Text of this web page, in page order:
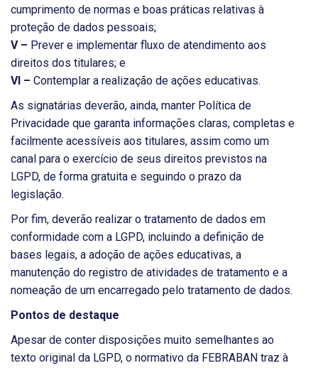
cumprimento de normas e boas práticas relativas à
proteção de dados pessoais;
V – Prever e implementar fluxo de atendimento aos
direitos dos titulares; e
VI – Contemplar a realização de ações educativas.
As signatárias deverão, ainda, manter Política de
Privacidade que garanta informações claras, completas e
facilmente acessíveis aos titulares, assim como um
canal para o exercício de seus direitos previstos na
LGPD, de forma gratuita e seguindo o prazo da
legislação.
Por fim, deverão realizar o tratamento de dados em
conformidade com a LGPD, incluindo a definição de
bases legais, a adoção de ações educativas, a
manutenção do registro de atividades de tratamento e a
nomeação de um encarregado pelo tratamento de dados.
Pontos de destaque
Apesar de conter disposições muito semelhantes ao
texto original da LGPD, o normativo da FEBRABAN traz à